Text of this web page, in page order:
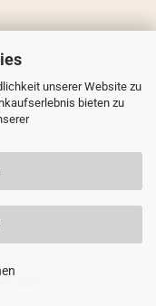
unserer Website zu
bieten zu